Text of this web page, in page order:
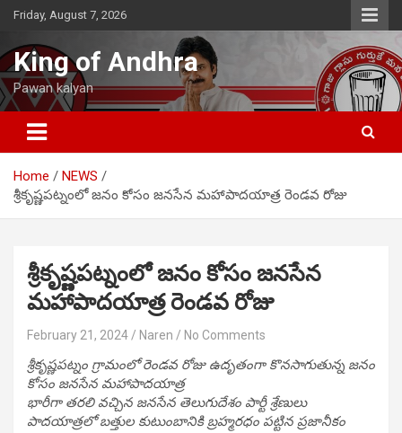
Skip
content
Friday, August 7, 2026
King of Andhra
Pawan kalyan
Home
NEWS
శ్రీకృష్ణపట్నంలో జనం కోసం జనసేన మహాపాదయాత్ర రెండవ రోజు
శ్రీకృష్ణపట్నంలో జనం కోసం జనసేన
మహాపాదయాత్ర రెండవ రోజు
February 21, 2024 Naren No Comments
శ్రీకృష్ణపట్నం గ్రామంలో రెండవ రోజు ఉదృతంగా కొనసాగుతున్న జనం
కోసం జనసేన మహాపాదయాత్ర
భారీగా తరలి వచ్చిన జనసేన తెలుగుదేశం పార్టీ శ్రేణులు
పాదయాత్రలో బత్తుల కుటుంబానికి బ్రహ్మరధం పట్టిన ప్రజానీకం